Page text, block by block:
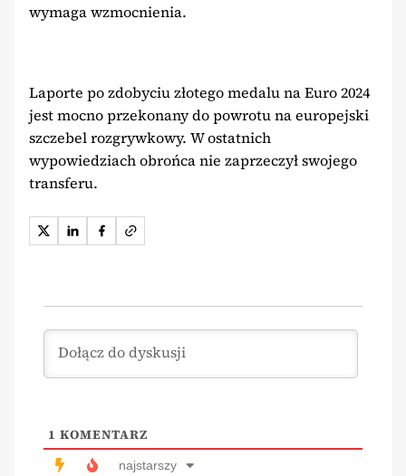
wymaga wzmocnienia.
Laporte po zdobyciu złotego medalu na Euro 2024
jest mocno przekonany do powrotu na europejski
szczebel rozgrywkowy. W ostatnich
wypowiedziach obrońca nie zaprzeczył swojego
transferu.
1 KOMENTARZ
najstarszy